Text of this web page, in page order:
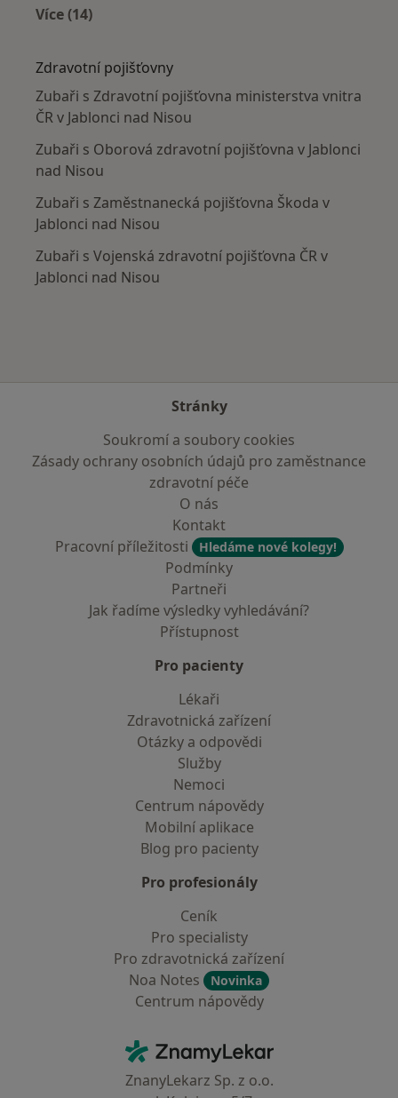
Více (14)
Zdravotní pojišťovny
Zubaři s Zdravotní pojišťovna ministerstva vnitra
ČR v Jablonci nad Nisou
Zubaři s Oborová zdravotní pojišťovna v Jablonci
nad Nisou
Zubaři s Zaměstnanecká pojišťovna Škoda v
Jablonci nad Nisou
Zubaři s Vojenská zdravotní pojišťovna ČR v
Jablonci nad Nisou
Stránky
Soukromí a soubory cookies
Zásady ochrany osobních údajů pro zaměstnance
zdravotní péče
O nás
Kontakt
Pracovní příležitosti
Hledáme nové kolegy!
Podmínky
Partneři
Jak řadíme výsledky vyhledávání?
Přístupnost
Pro pacienty
Lékaři
Zdravotnická zařízení
Otázky a odpovědi
Služby
Nemoci
Centrum nápovědy
Mobilní aplikace
Blog pro pacienty
Pro profesionály
Ceník
Pro specialisty
Pro zdravotnická zařízení
Noa Notes
Novinka
Centrum nápovědy
ZnamyLekar - Hlavní stránka
ZnanyLekarz Sp. z o.o.